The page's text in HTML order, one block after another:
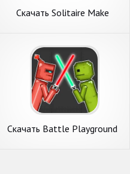
Скачать Solitaire Make
Скачать Battle Playground